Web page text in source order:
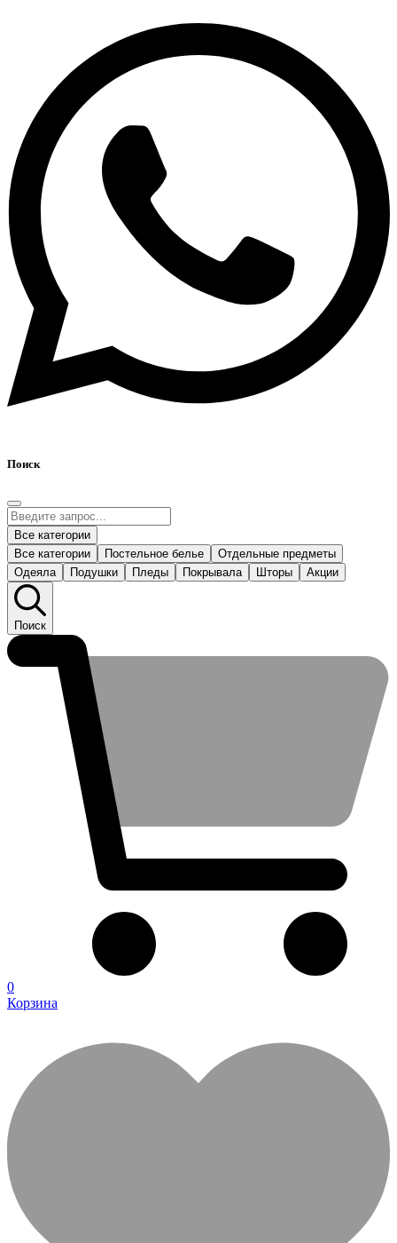
Поиск
Все категории
Все категории
Постельное белье
Отдельные предметы
Одеяла
Подушки Пледы Покрывала Шторы Акции
Поиск
0
Корзина